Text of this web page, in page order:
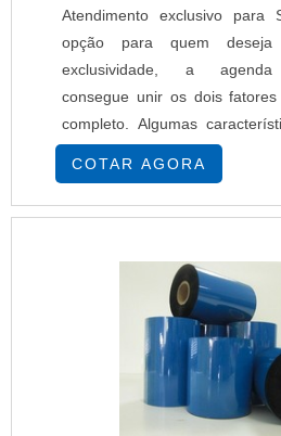
Atendimento exclusivo para
opção para quem deseja
exclusividade, a agenda
consegue unir os dois
completo. Algumas
ser escolhidas para a
espiral, Com pauta ou sem pauta.
pessoal, vida acadêmica,
muitos outros setores. Em ge....
COTAR AGORA